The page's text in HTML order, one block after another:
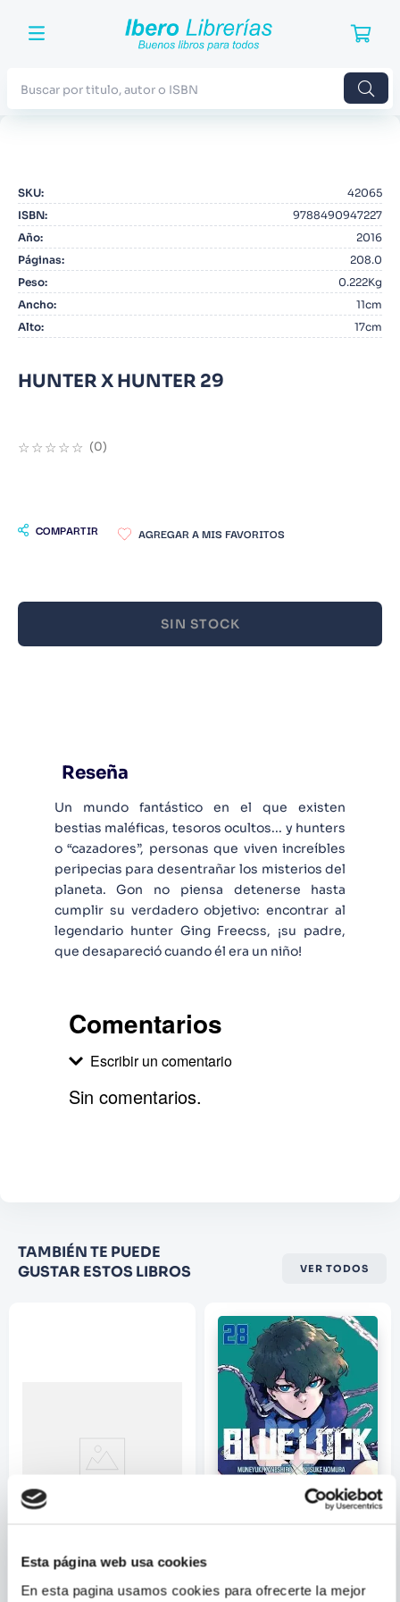
Esta página web usa cookies
En esta pagina usamos cookies para ofrecerte la mejor
SKU:
42065
ISBN:
9788490947227
Año:
2016
Páginas:
208.0
Peso:
0.222Kg
Ancho:
11cm
Alto: 17cm
HUNTER X HUNTER 29
☆☆☆☆☆ (0)
COMPARTIR
SIN STOCK
Reseña
Un mundo fantástico en el que existen
bestias maléficas, tesoros ocultos... y hunters
o “cazadores”, personas que viven increíbles
peripecias para desentrañar los misterios del
planeta. Gon no piensa detenerse hasta
cumplir su verdadero objetivo: encontrar al
legendario hunter Ging Freecss, ¡su padre,
que desapareció cuando él era un niño!
Comentarios
Escribir un comentario
Califique el producto de 1 a 5
estrellas
Escribir comentario
ENVIAR
Sin comentarios.
TAMBIÉN TE PUEDE
GUSTAR ESTOS LIBROS
VER TODOS
MASAMI KURUMADA
KANESHIRO; YUSUKE
2. Blue Lock
3.
4. Odisea
5. Manga
6.
8.
Noches Blancas
10. Infantil